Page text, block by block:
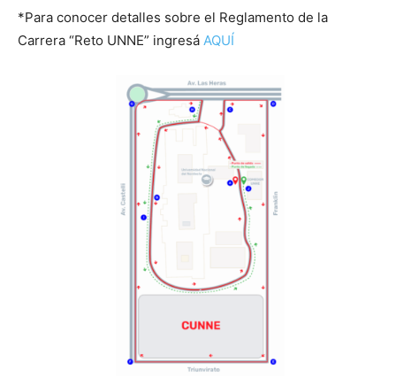
*Para conocer detalles sobre el Reglamento de la
Carrera “Reto UNNE” ingresá AQUÍ